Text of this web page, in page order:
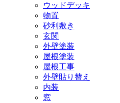
ウッドデッキ
物置
砂利敷き
玄関
外壁塗装
屋根塗装
屋根工事
外壁貼り替え
内装
窓